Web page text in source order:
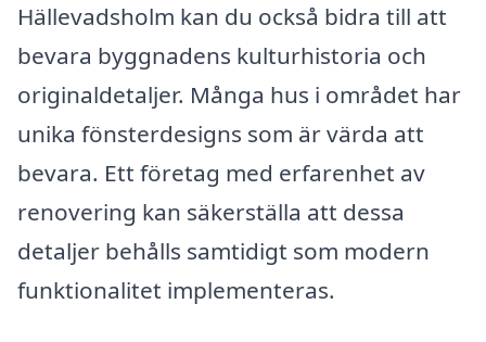
Hällevadsholm kan du också bidra till att
bevara byggnadens kulturhistoria och
originaldetaljer. Många hus i området har
unika fönsterdesigns som är värda att
bevara. Ett företag med erfarenhet av
renovering kan säkerställa att dessa
detaljer behålls samtidigt som modern
funktionalitet implementeras.